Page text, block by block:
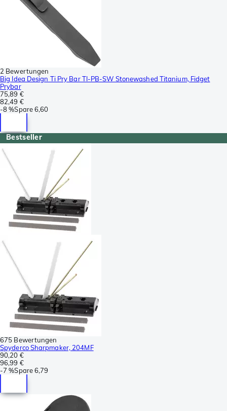
2 Bewertungen
Big Idea Design Ti Pry Bar TI-PB-SW Stonewashed Titanium, Fidget
Prybar
75,89 €
82,49 €
-8 %Spare6,60
Bestseller
675 Bewertungen
Spyderco Sharpmaker, 204MF
90,20 €
96,99 €
-7 %Spare6,79